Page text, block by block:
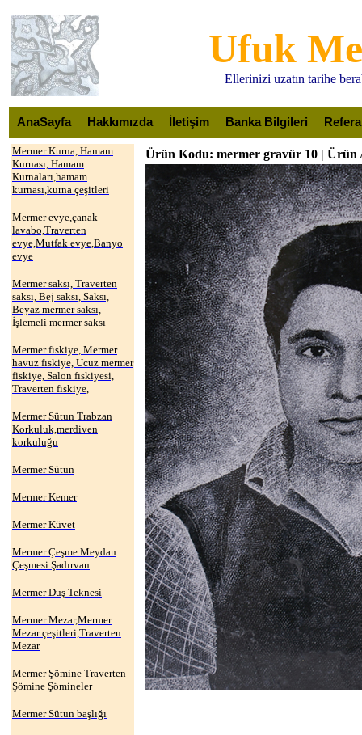
Ufuk
Ellerinizi uzatın tarihe
AnaSayfa Hakkımızda İletişim Banka Bilgileri
Mermer Kurna, Hamam
Kurnası, Hamam
Kurnaları,hamam
kurnası,kurna çeşitleri
Mermer evye,çanak
lavabo,Traverten
evye,Mutfak evye,Banyo
evye
Mermer saksı, Traverten
saksı, Bej saksı, Saksı,
Beyaz mermer saksı,
İşlemeli mermer saksı
Mermer fıskiye, Mermer
havuz fıskiye, Ucuz mermer
fiskiye, Salon fıskiyesi,
Traverten fıskiye,
Mermer Sütun Trabzan
Korkuluk,merdiven
korkuluğu
Mermer Sütun
Mermer Kemer
Mermer Küvet
Mermer Çeşme Meydan
Çeşmesi Şadırvan
Mermer Duş Teknesi
Mermer Mezar,Mermer
Mezar çeşitleri,Traverten
Mezar
Mermer Şömine Traverten
Şömine Şömineler
Mermer Sütun başlığı
Ürün Kodu: mermer gravür 10 | Ürün